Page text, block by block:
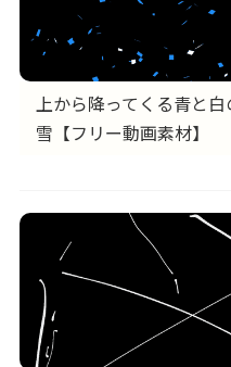
上から降ってくる青と
雪【フリー動画素材】